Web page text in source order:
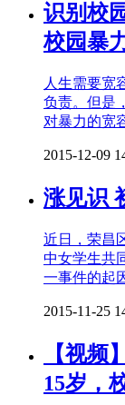
识别校
校园暴
人生需要宽
负责。但是
对暴力的宽
2015-12-09
涨见识
近日，荣昌
中女学生共
一事件的起
2015-11-25
【视频
15岁，